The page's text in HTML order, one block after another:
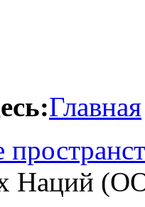
Главная
Наций